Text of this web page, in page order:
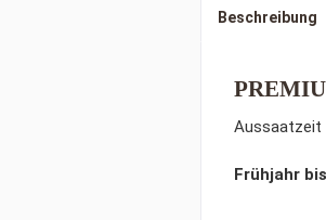
Beschreibung
Aussaatzeit
Frühjahr